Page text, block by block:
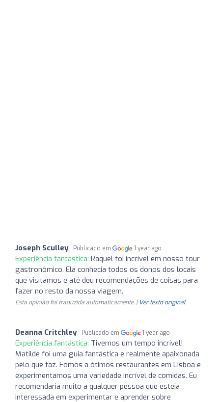
Joseph Sculley Publicado em 1 year ago
Experiência fantástica: Raquel foi incrível em nosso tour
gastronômico. Ela conhecia todos os donos dos locais
que visitamos e até deu recomendações de coisas para
fazer no resto da nossa viagem.
Esta opinião foi traduzida automaticamente. | Ver texto original
Deanna Critchley Publicado em 1 year ago
Experiência fantástica: Tivemos um tempo incrível!
Matilde foi uma guia fantástica e realmente apaixonada
pelo que faz. Fomos a ótimos restaurantes em Lisboa e
experimentamos uma variedade incrível de comidas. Eu
recomendaria muito a qualquer pessoa que esteja
interessada em experimentar e aprender sobre